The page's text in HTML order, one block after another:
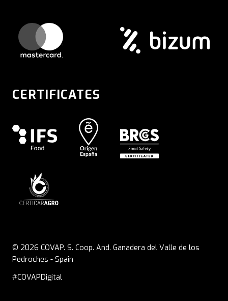
CERTIFICATES
© 2026 COVAP. S. Coop. And. Ganadera del Valle de los
Pedroches - Spain
#COVAPDigital